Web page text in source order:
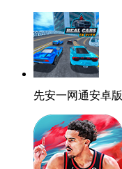
先安一网通安卓版